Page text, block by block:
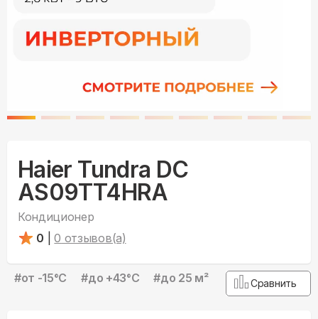
Haier Tundra DC
AS09TT4HRA
Кондиционер
0
0 отзывов(а)
#от -15°С #до +43°С #до 25 м² Сравнить